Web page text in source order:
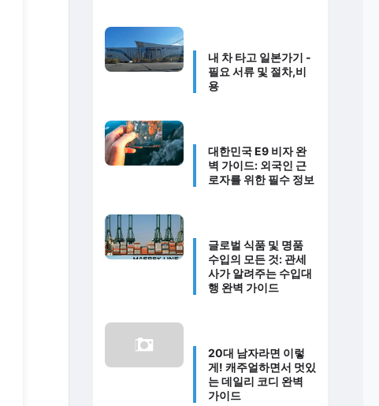
내 차 타고 일본가기 -
필요 서류 및 절차,비
용
대한민국 E9 비자 완
벽 가이드: 외국인 근
로자를 위한 필수 정보
글로벌 식품 및 명품
수입의 모든 것: 관세
사가 알려주는 수입대
행 완벽 가이드
20대 남자라면 이렇
게! 캐주얼하면서 멋있
는 데일리 코디 완벽
가이드